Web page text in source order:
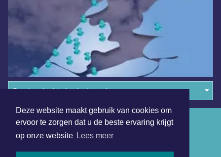
Deze website maakt gebruik van cookies om
ervoor te zorgen dat u de beste ervaring krijgt
op onze website Lees meer
Overige dagbladen in de regio
Algemene voorwaarden
Disclaimer